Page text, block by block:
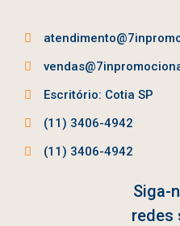
Escritório: Cotia SP
(11) 3406-4942
(11) 3406-4942
Siga-
redes